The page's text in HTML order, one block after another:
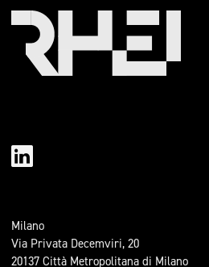
Milano
Via Privata Decemviri, 20
20137 Città Metropolitana di Milano